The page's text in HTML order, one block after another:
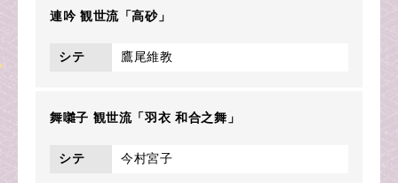
連吟 観世流「高砂」
シテ 鷹尾維教
舞囃子 観世流「羽衣 和合之舞」
シテ 今村宮子